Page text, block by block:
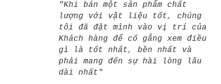
"Khi bán một sản phẩm chất
lượng với vật liệu tốt, chúng
tôi đã đặt mình vào vị trí của
Khách hàng để cố gắng xem điều
gì là tốt nhất, bền nhất và
phải mang đến sự hài lòng lâu
dài nhất"